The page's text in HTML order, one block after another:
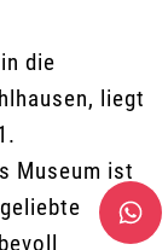
die
liegt
Museum ist